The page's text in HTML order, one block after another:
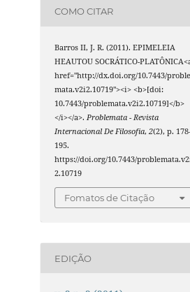
COMO CITAR
Barros II, J. R. (2011). EPIMELEIA
HEAUTOU SOCRÁTICO-
href="http://dx.doi.org/10.7443/proble
mata.v2i2.10719"><i> <b>[doi:
10.7443/problemata.v2i2.10719]</b>
</i></a>. Problemata - Revista
Internacional De Filosofia,2(2), p.
195.
https://doi.org/10.7443/
2.10719
Fomatos de Citação
EDIÇÃO